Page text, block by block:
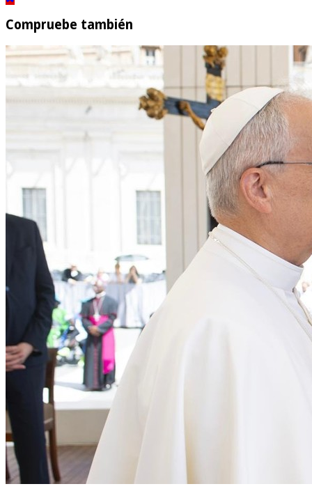
Compruebe también